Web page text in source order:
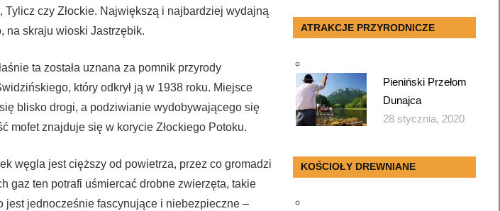
czy Złockie. Największą i najbardziej wydajną
na skraju wioski Jastrzębik.
ta została uznana za pomnik przyrody
który odkrył ją w 1938 roku. Miejsce
blisko drogi, a podziwianie wydobywającego się
mofet znajduje się w korycie Złockiego Potoku.
węgla jest cięższy od powietrza, przez co gromadzi
gaz ten potrafi uśmiercać drobne zwierzęta, takie
jest jednocześnie fascynujące i niebezpieczne –
ATRAKCJE PRZYRODNICZE
Pieniński Przełom
Dunajca
28 stycznia, 2020
KOŚCIOŁY DREWNIANE